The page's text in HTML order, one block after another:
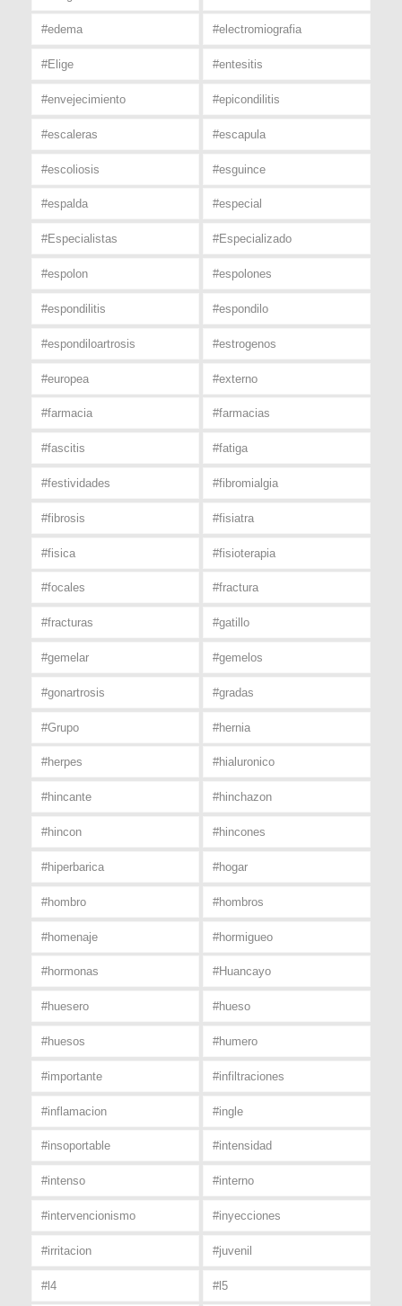
#edema #electromiografia
#Elige #entesitis
#envejecimiento #epicondilitis
#escaleras #escapula
#escoliosis #esguince
#espalda #especial
#Especialistas #Especializado
#espolon #espolones
#espondilitis #espondilo
#espondiloartrosis #estrogenos
#europea #externo
#farmacia #farmacias
#fascitis #fatiga
#festividades #fibromialgia
#fibrosis #fisiatra
#fisica #fisioterapia
#focales #fractura
#fracturas #gatillo
#gemelar #gemelos
#gonartrosis #gradas
#Grupo #hernia
#herpes #hialuronico
#hincante #hinchazon
#hincon #hincones
#hiperbarica #hogar
#hombro #hombros
#homenaje #hormigueo
#hormonas #Huancayo
#huesero #hueso
#huesos #humero
#importante #infiltraciones
#inflamacion #ingle
#insoportable #intensidad
#intenso #interno
#intervencionismo #inyecciones
#irritacion #juvenil
#l4 #l5